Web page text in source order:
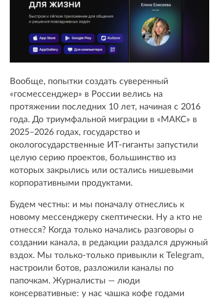
Вообще, попытки создать суверенный
«госмессенджер» в России велись на
протяжении последних 10 лет, начиная с 2016
года. До триумфальной миграции в «МАКС» в
2025–2026 годах, государство и
окологосударственные ИТ-гиганты запустили
целую серию проектов, большинство из
которых закрылись или остались нишевыми
корпоративными продуктами.
Будем честны: и мы поначалу отнеслись к
новому мессенджеру скептически. Ну а кто не
отнесся? Когда только начались разговоры о
создании канала, в редакции раздался дружный
вздох. Мы только-только привыкли к Telegram,
настроили ботов, разложили каналы по
папочкам. Журналисты — люди
консервативные: у нас чашка кофе годами